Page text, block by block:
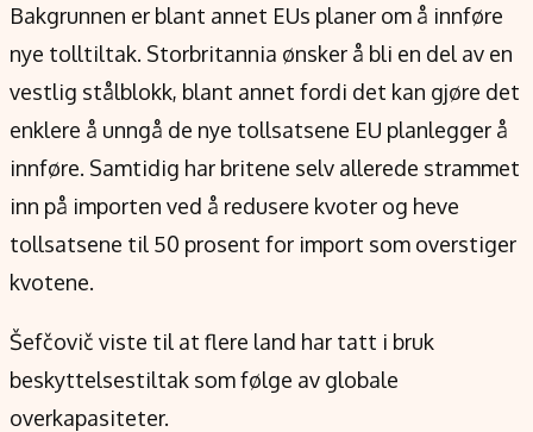
Bakgrunnen er blant annet EUs planer om å innføre
nye tolltiltak. Storbritannia ønsker å bli en del av en
vestlig stålblokk, blant annet fordi det kan gjøre det
enklere å unngå de nye tollsatsene EU planlegger å
innføre. Samtidig har britene selv allerede strammet
inn på importen ved å redusere kvoter og heve
tollsatsene til 50 prosent for import som overstiger
kvotene.
Šefčovič viste til at flere land har tatt i bruk
beskyttelsestiltak som følge av globale
overkapasiteter.